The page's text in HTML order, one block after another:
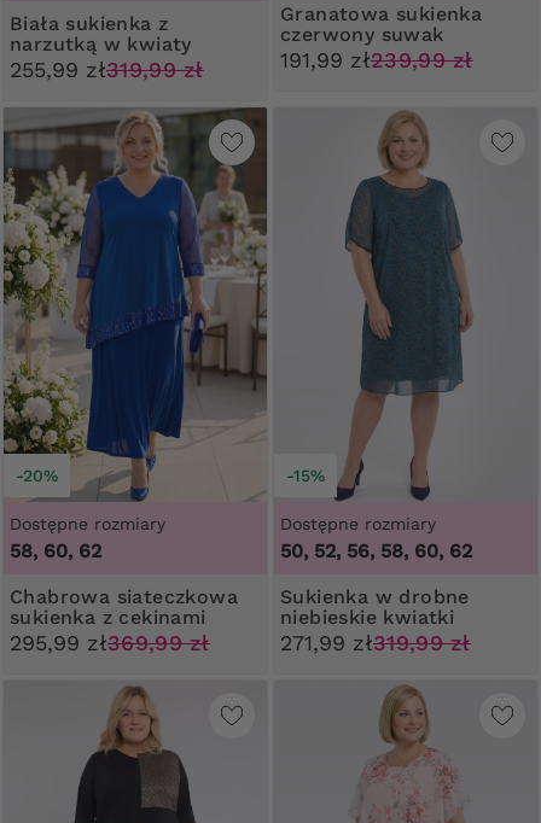
Biała sukienka z
narzutką w kwiaty
255,99 zł319,99 zł
Granatowa sukienka
czerwony suwak
191,99 zł239,99 zł
-20%
Dostępne rozmiary
58, 60, 62
Chabrowa siateczkowa
sukienka z cekinami
295,99 zł369,99 zł
-15%
Dostępne rozmiary
50, 52, 56, 58, 60, 62
Sukienka w drobne
niebieskie kwiatki
271,99 zł319,99 zł